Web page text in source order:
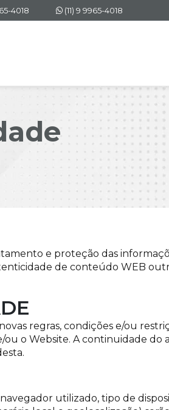
4018 (11) 9 9965-4018
e proteção das
de conteúdo WEB
regras, condições e/ou
o Website. A continuidade do
utilizado, tipo de